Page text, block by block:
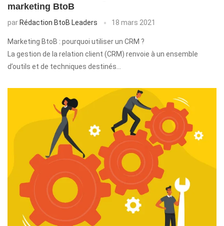
marketing BtoB
par Rédaction BtoB Leaders 18 mars 2021
Marketing BtoB : pourquoi utiliser un CRM ?
La gestion de la relation client (CRM) renvoie à un ensemble
d’outils et de techniques destinés…